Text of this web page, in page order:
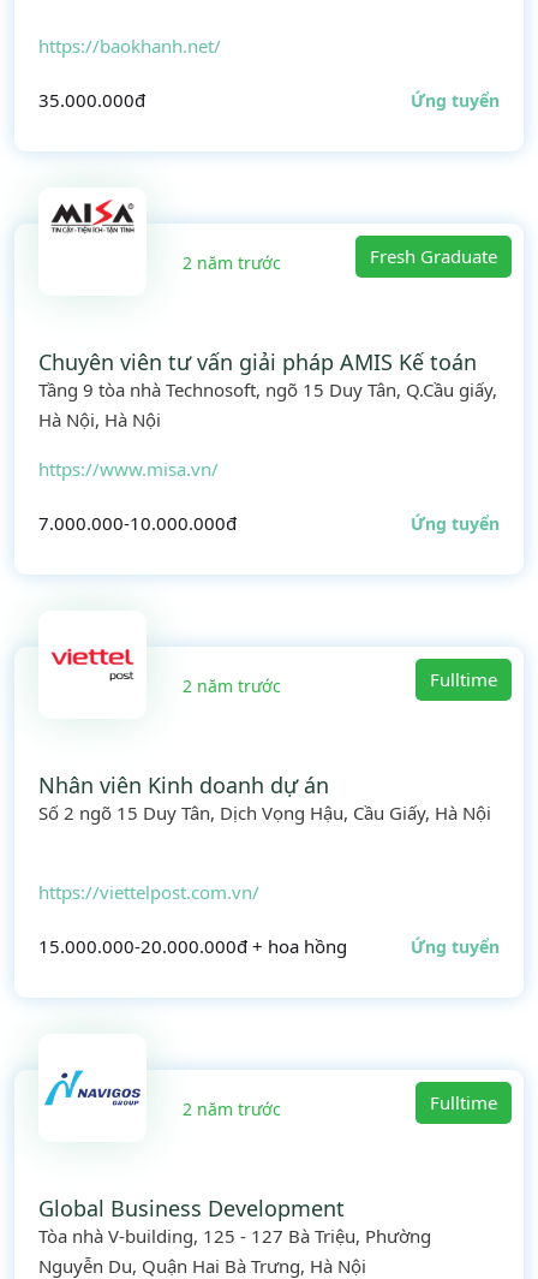
https://baokhanh.net/
35.000.000đ Ứng tuyển
2 năm trước Fresh Graduate
Chuyên viên tư vấn giải pháp AMIS Kế toán
Tầng 9 tòa nhà Technosoft, ngõ 15 Duy Tân, Q.Cầu giấy,
Hà Nội, Hà Nội
https://www.misa.vn/
7.000.000-10.000.000đ Ứng tuyển
2 năm trước Fulltime
Nhân viên Kinh doanh dự án
Số 2 ngõ 15 Duy Tân, Dịch Vọng Hậu, Cầu Giấy, Hà Nội
https://viettelpost.com.vn/
15.000.000-20.000.000đ + hoa hồng Ứng tuyển
2 năm trước Fulltime
Global Business Development
Tòa nhà V-building, 125 - 127 Bà Triệu, Phường
Nguyễn Du, Quận Hai Bà Trưng, Hà Nội